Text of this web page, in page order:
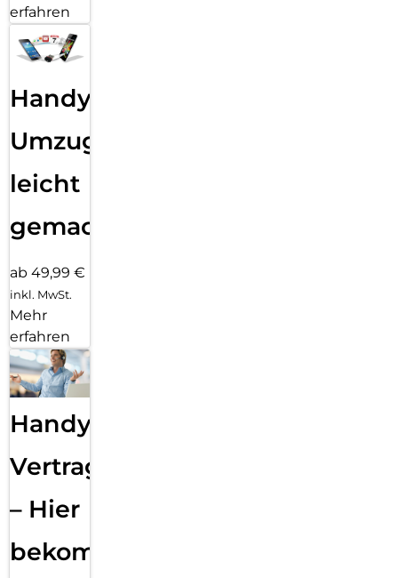
erfahren
Handy
Umzug
leicht
gemacht!
ab 49,99 €
inkl. MwSt.
Mehr
erfahren
Handy
Vertragsabwicklung
– Hier
bekommst